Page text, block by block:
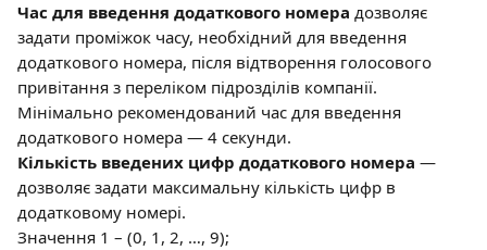
Час для введення додаткового номера дозволяє
задати проміжок часу, необхідний для введення
додаткового номера, після відтворення голосового
привітання з переліком підрозділів компанії.
Мінімально рекомендований час для введення
додаткового номера — 4 секунди.
Кількість введених цифр додаткового номера —
дозволяє задати максимальну кількість цифр в
додатковому номері.
Значення 1 – (0, 1, 2, …, 9);